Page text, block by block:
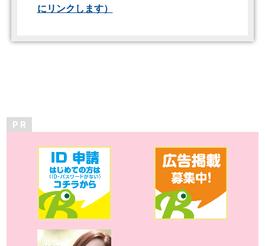
にリンクします）
P R